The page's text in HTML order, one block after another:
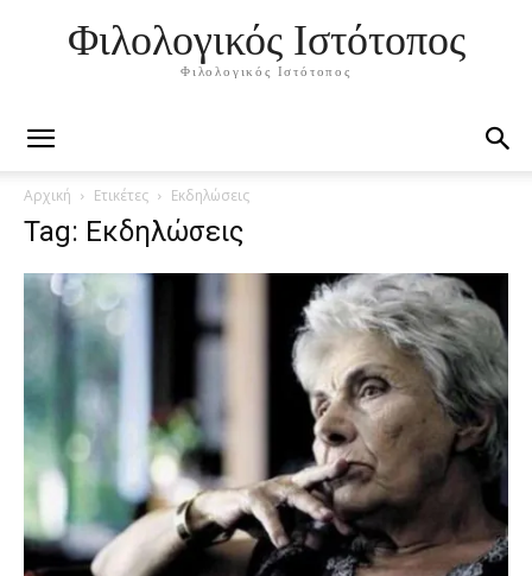
Φιλολογικός Ιστότοπος
Φιλολογικός Ιστότοπος
Αρχική Ετικέτες Εκδηλώσεις
Tag: Εκδηλώσεις